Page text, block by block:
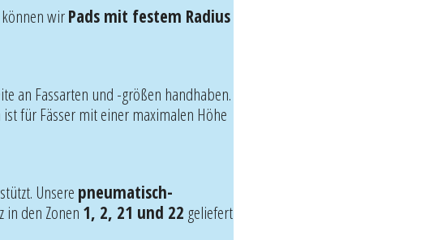
wirPads mit festem Radius
an Fassarten und -größen handhaben.
ist für Fässer mit einer maximalen Höhe
Unsere pneumatisch-
in den Zonen 1, 2, 21 und 22 geliefert